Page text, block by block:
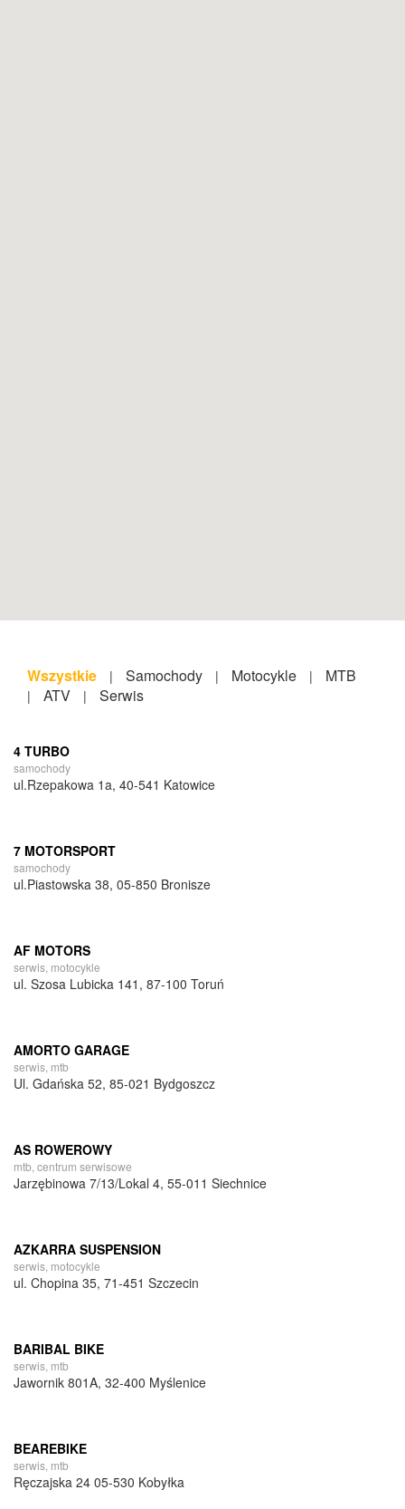
Wszystkie | Samochody | Motocykle | MTB
| ATV | Serwis
4 TURBO
samochody
ul.Rzepakowa 1a, 40-541 Katowice
7 MOTORSPORT
samochody
ul.Piastowska 38, 05-850 Bronisze
AF MOTORS
serwis, motocykle
ul. Szosa Lubicka 141, ​​​​​​​87-100 Toruń
AMORTO GARAGE
serwis, mtb
Ul. Gdańska 52, 85-021 Bydgoszcz
AS ROWEROWY
mtb, centrum serwisowe
Jarzębinowa 7/13/Lokal 4, 55-011 Siechnice
AZKARRA SUSPENSION
serwis, motocykle
ul. Chopina 35, 71-451 Szczecin
BARIBAL BIKE
serwis, mtb
Jawornik 801A, 32-400 Myślenice
BEAREBIKE
serwis, mtb
Ręczajska 24 05-530 Kobyłka